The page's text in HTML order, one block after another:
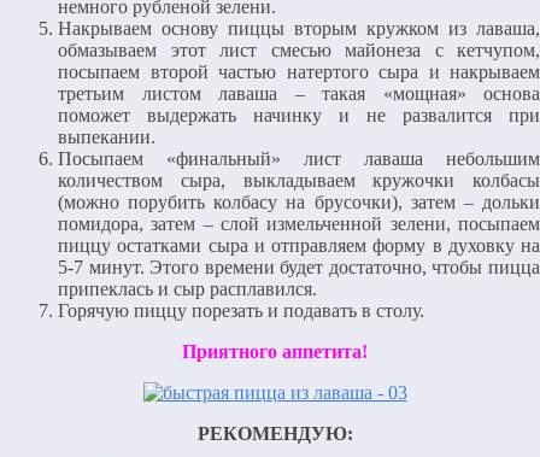
немного рубленой зелени.
Накрываем основу пиццы вторым кружком из лаваша,
обмазываем этот лист смесью майонеза с кетчупом,
посыпаем второй частью натертого сыра и накрываем
третьим листом лаваша – такая «мощная» основа
поможет выдержать начинку и не развалится при
выпекании.
Посыпаем «финальный» лист лаваша небольшим
количеством сыра, выкладываем кружочки колбасы
(можно порубить колбасу на брусочки), затем – дольки
помидора, затем – слой измельченной зелени, посыпаем
пиццу остатками сыра и отправляем форму в духовку на
5-7 минут. Этого времени будет достаточно, чтобы пицца
припеклась и сыр расплавился.
Горячую пиццу порезать и подавать в столу.
Приятного аппетита!
РЕКОМЕНДУЮ: